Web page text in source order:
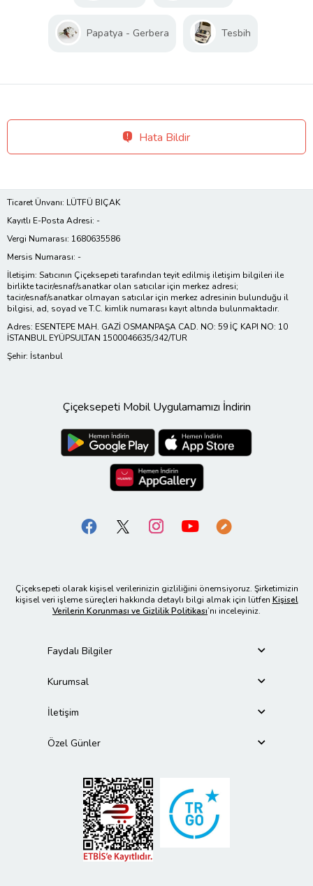
Papatya - Gerbera Tesbih
Hata Bildir
Ticaret Ünvanı: LÜTFÜ BIÇAK
Kayıtlı E-Posta Adresi: -
Vergi Numarası: 1680635586
Mersis Numarası: -
İletişim: Satıcının Çiçeksepeti tarafından teyit edilmiş iletişim bilgileri ile
birlikte tacir/esnaf/sanatkar olan satıcılar için merkez adresi;
tacir/esnaf/sanatkar olmayan satıcılar için merkez adresinin bulunduğu il
bilgisi, ad, soyad ve T.C. kimlik numarası kayıt altında bulunmaktadır.
Adres: ESENTEPE MAH. GAZİ OSMANPAŞA CAD. NO: 59 İÇ KAPI NO: 10
İSTANBUL EYÜPSULTAN 1500046635/342/TUR
Şehir: İstanbul
Çiçeksepeti Mobil Uygulamamızı İndirin
Çiçeksepeti olarak kişisel verilerinizin gizliliğini önemsiyoruz. Şirketimizin
kişisel veri işleme süreçleri hakkında detaylı bilgi almak için lütfen Kişisel
Verilerin Korunması ve Gizlilik Politikası’nı inceleyiniz.
Faydalı Bilgiler
Kurumsal
İletişim
Özel Günler